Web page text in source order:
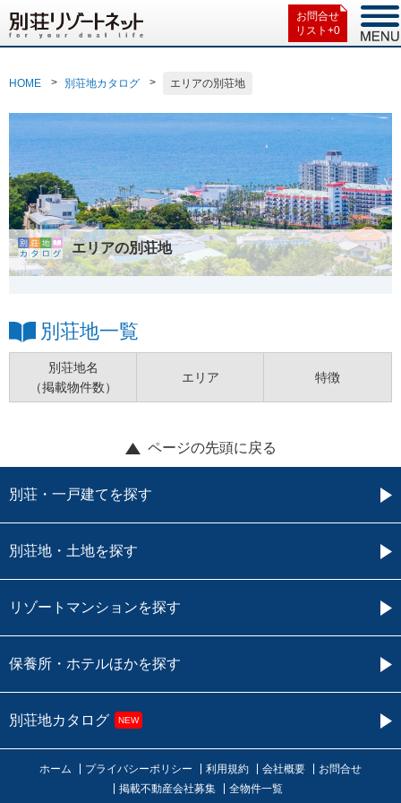
お問合せ
リスト+0
HOME 別荘地カタログ エリアの別荘地
エリアの別荘地
別荘地一覧
別荘地名
（掲載物件数）
エリア 特徴
ページの先頭に戻る
別荘・一戸建てを探す
別荘地・土地を探す
リゾートマンションを探す
保養所・ホテルほかを探す
別荘地カタログ NEW
ホーム プライバシーポリシー 利用規約 会社概要
お問合せ
掲載不動産会社募集
全物件一覧